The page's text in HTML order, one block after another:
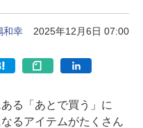
和幸 2025年12月6日 07:00
る「あとで買う」に
るアイテムがたくさん